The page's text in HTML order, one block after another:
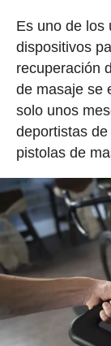
Es uno de los
dispositivos
recuperación
de masaje se
solo unos
deportistas
pistolas de